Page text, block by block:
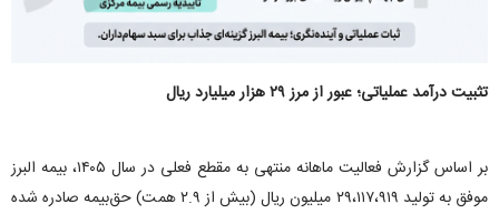
تثبیت درآمد عملیاتی؛ عبور از مرز ۲۹ هزار میلیارد ریال
بر اساس گزارش فعالیت ماهانه منتهی به مقطع فعلی در سال ۱۴۰۵، بیمه البرز
موفق به تولید ۲۹،۱۱۷،۹۱۹ میلیون ریال (بیش از ۲.۹ همت) حق‌بیمه صادره شده